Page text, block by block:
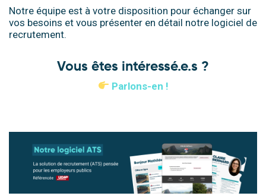
Notre équipe est à votre disposition pour échanger sur
vos besoins et vous présenter en détail notre logiciel de
recrutement.
Vous êtes intéressé.e.s ?
Parlons-en !